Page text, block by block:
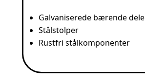
Galvaniserede bærende dele
Stålstolper
Rustfri stålkomponenter